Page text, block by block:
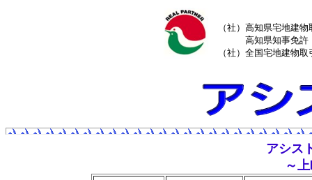
（社）高知県宅地建
高知県知事免許（
（社）全国宅地建物
アシス
～